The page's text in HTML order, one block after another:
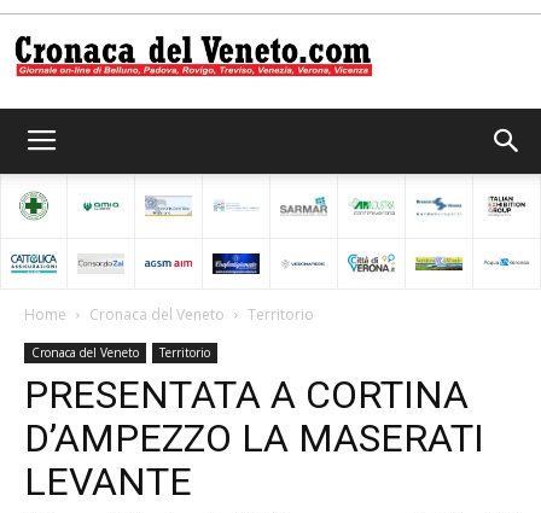
del
Home Cronaca del Veneto Territorio
Cronaca del Veneto Territorio
PRESENTATA A CORTINA
D’AMPEZZO LA MASERATI
LEVANTE